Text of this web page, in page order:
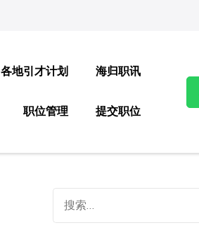
各地引才计划 海归职讯
职位管理 提交职位
索：